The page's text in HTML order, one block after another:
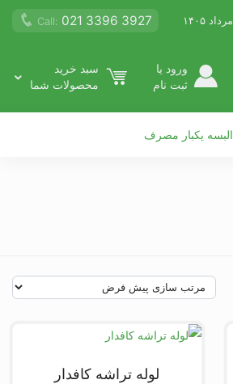
Call: 021 3396 3927
ورود یا
ثبت نام
سبد خرید
محصولات شما
البسه یکبار مصرف
لوله تراشه کافدار